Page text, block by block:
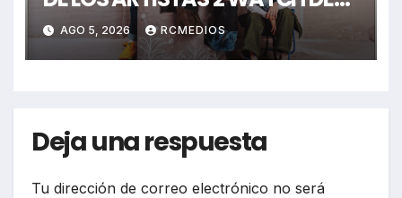
LOS PREMIOS JUVENTUD 2026
AGO 5, 2026 RCMEDIOS
Deja una respuesta
Tu dirección de correo electrónico no será